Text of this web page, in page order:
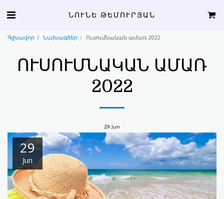
ՆՈՒՆԵ ԹԵՄՈՒՐՅԱՆ
Գլխավոր Նախագծեր Ուսումնական ամառ 2022
ՈՒՍՈՒՄՆԱԿԱՆ ԱՄԱՌ
2022
29 Jun
29
Jun